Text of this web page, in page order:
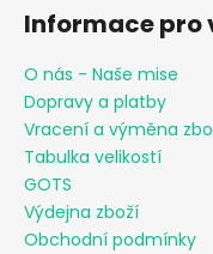
Informace pro
O nás - Naše mise
Dopravy a platby
Vracení a výměna
Tabulka velikostí
GOTS
Výdejna zboží
Obchodní podmínky